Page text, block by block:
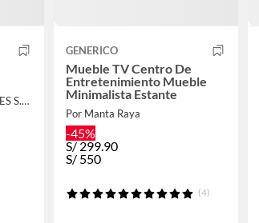
Por GPM VARIOUS SERVICES S.A.C.
GENERICO
Mueble TV Centro De
Entretenimiento Mueble
Minimalista Estante
Por Manta Raya
-45%
S/299.90
S/ 550
(4)